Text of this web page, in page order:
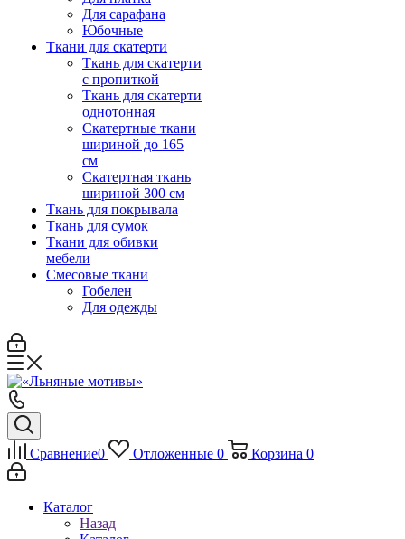
Для сарафана
Юбочные
Ткани для скатерти
Ткань для скатерти
с пропиткой
Ткань для скатерти
однотонная
Скатертные ткани
шириной до 165
см
Скатертная ткань
шириной 300 см
Ткань для покрывала
Ткань для сумок
Ткани для обивки
мебели
Смесовые ткани
Гобелен
Для одежды
Сравнение0 Отложенные 0 Корзина 0
Каталог
Назад